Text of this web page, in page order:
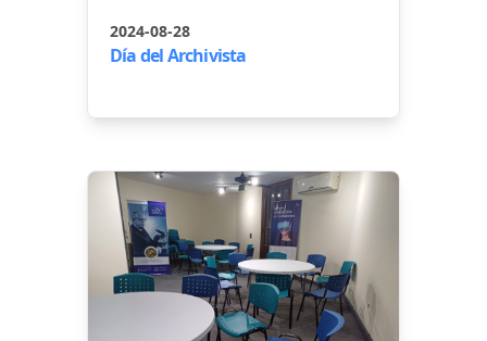
2024-08-28
Día del Archivista